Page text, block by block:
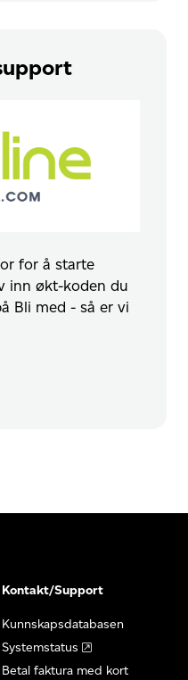
for å starte
inn økt-koden du
Bli med - så er vi
Kontakt/Support
Kunnskapsdatabasen
Systemstatus
Betal faktura med kort